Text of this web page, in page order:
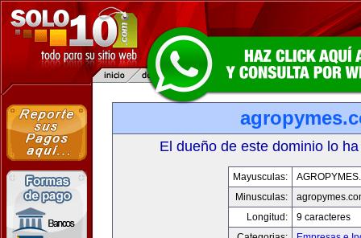
El dueño de este dominio lo
Mayusculas:
Minusculas:
Longitud:
9 caracteres